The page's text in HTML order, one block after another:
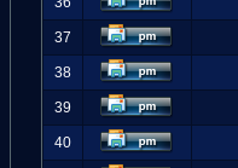
37
38
39
40